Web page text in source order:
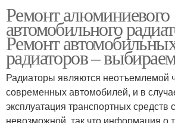
Ремонт алюминиевого
автомобильного
Ремонт
радиаторов –
Радиаторы являются неотъемлемой
современных автомобилей, и в
эксплуатация транспортных средств